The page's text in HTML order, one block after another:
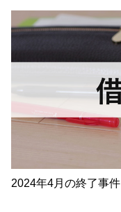
2024年4月の終了事件